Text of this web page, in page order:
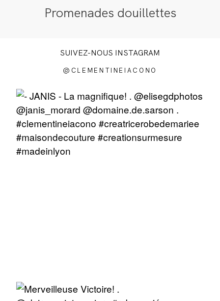
Promenades douillettes
SUIVEZ-NOUS INSTAGRAM
@CLEMENTINEIACONO